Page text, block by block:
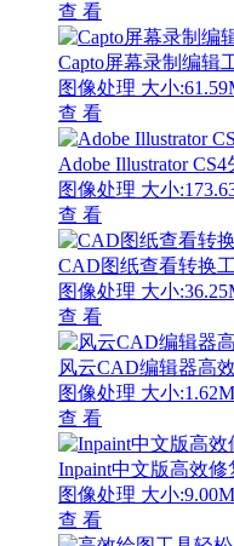
查 看
Capto屏幕录制编辑
图像处理 大小
查 看
Adobe Illustrator
图像处理 大小
查 看
CAD图纸查看转换
图像处理 大小
查 看
风云CAD编辑器高
图像处理 大小
查 看
Inpaint中文版高效修
图像处理 大小
查 看